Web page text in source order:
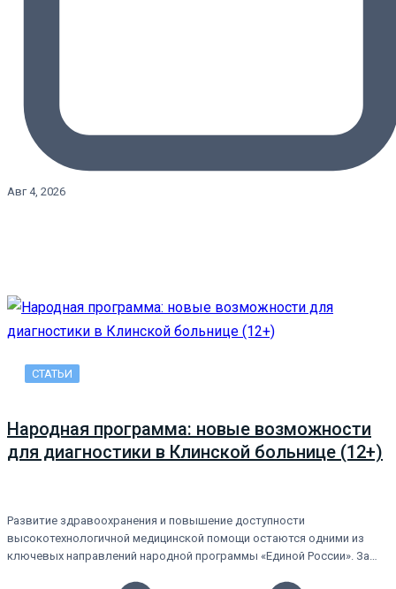
Авг 4, 2026
СТАТЬИ
Народная программа: новые возможности
для диагностики в Клинской больнице (12+)
Развитие здравоохранения и повышение доступности
высокотехнологичной медицинской помощи остаются одними из
ключевых направлений народной программы «Единой России». За…